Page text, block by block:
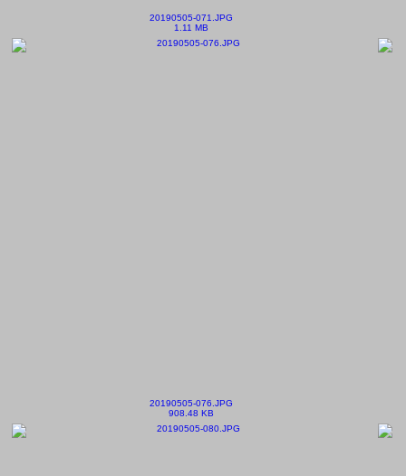
20190505-071.JPG
1.11 MB
20190505-076.JPG
908.48 KB